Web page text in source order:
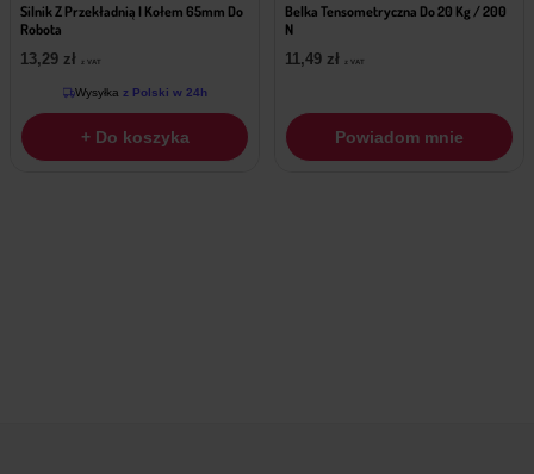
Silnik Z Przekładnią I Kołem 65mm Do
Robota
13,29 zł z VAT
Wysyłka z Polski w 24h
+ Do koszyka
Belka Tensometryczna Do 20 Kg / 200
N
11,49 zł z VAT
Powiadom mnie